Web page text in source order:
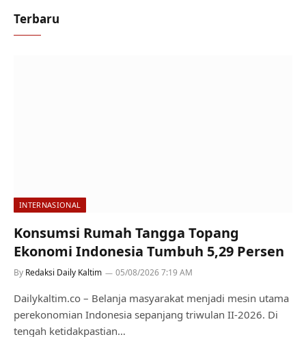
Terbaru
INTERNASIONAL
Konsumsi Rumah Tangga Topang
Ekonomi Indonesia Tumbuh 5,29 Persen
By Redaksi Daily Kaltim 05/08/2026 7:19 AM
Dailykaltim.co – Belanja masyarakat menjadi mesin utama
perekonomian Indonesia sepanjang triwulan II-2026. Di
tengah ketidakpastian…